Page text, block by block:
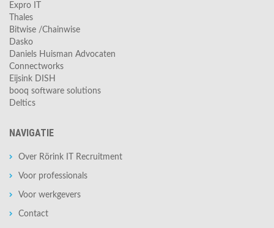
Expro IT
Thales
Bitwise /Chainwise
Dasko
Daniels Huisman Advocaten
Connectworks
Eijsink DISH
booq software solutions
Deltics
NAVIGATIE
Over Rörink IT Recruitment
Voor professionals
Voor werkgevers
Contact